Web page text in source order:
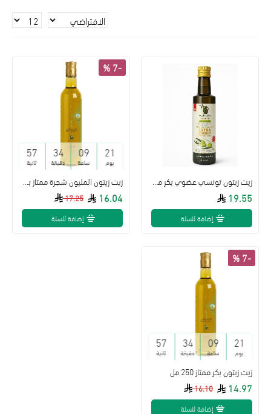
19.55
إضافة للسلة
-7 %
21
يوم
09
ساعة
34
دقيقة
57
ثانية
17.25 16.04
إضافة للسلة
-7 %
21
يوم
09
ساعة
34
دقيقة
57
ثانية
زيت زيتون بكر ممتاز 250 مل
16.10 14.97
إضافة للسلة